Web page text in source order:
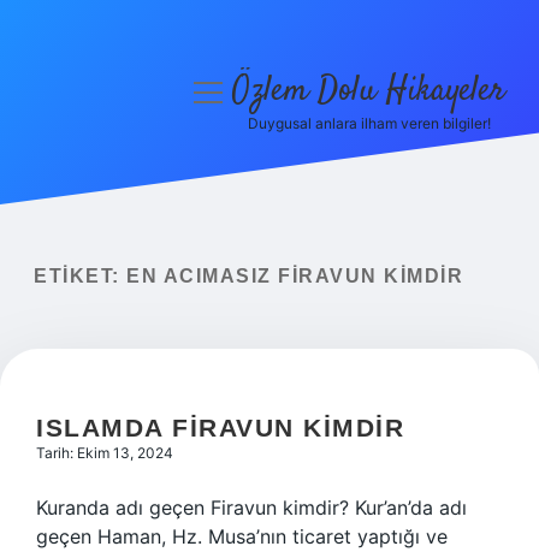
Yasal Uyarı
menüyüÖzlem Dolu Hikayeler
Duygusal anlara ilham veren bilgiler!
ETIKET: EN ACIMASIZ FIRAVUN KIMDIR
ISLAMDA FIRAVUN KIMDIR
Tarih: Ekim 13, 2024
Kuranda adı geçen Firavun kimdir? Kur’an’da adı
geçen Haman, Hz. Musa’nın ticaret yaptığı ve